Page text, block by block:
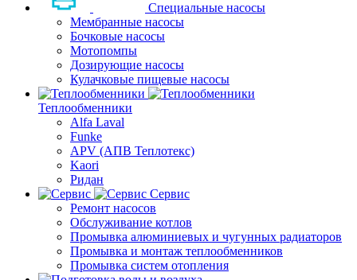
Специальные насосы
Мембранные насосы
Бочковые насосы
Мотопомпы
Дозирующие насосы
Кулачковые пищевые насосы
Теплообменники
Alfa Laval
Funke
APV (АПВ Теплотекс)
Kaori
Ридан
Сервис
Ремонт насосов
Обслуживание котлов
Промывка алюминиевых и чугунных радиаторов
Промывка и монтаж теплообменников
Промывка систем отопления